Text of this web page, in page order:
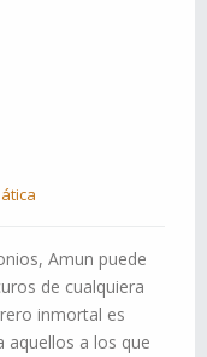
Amun puede
de cualquiera
inmortal es
aquellos a los que